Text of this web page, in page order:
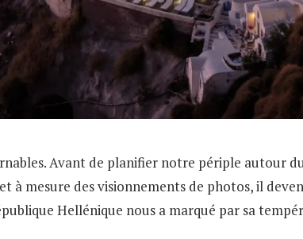
Avant de planifier notre périple autour
à mesure des visionnements de photos, il
Hellénique nous a marqué par sa